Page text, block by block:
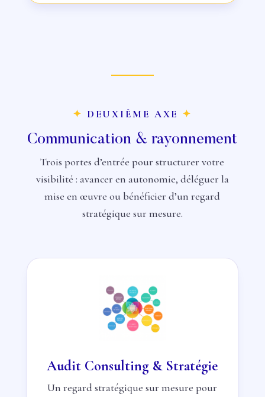
✦ DEUXIÈME AXE ✦
Communication & rayonnement
Trois portes d’entrée pour structurer votre
visibilité : avancer en autonomie, déléguer la
mise en œuvre ou bénéficier d’un regard
stratégique sur mesure.
Audit Consulting & Stratégie
Un regard stratégique sur mesure pour